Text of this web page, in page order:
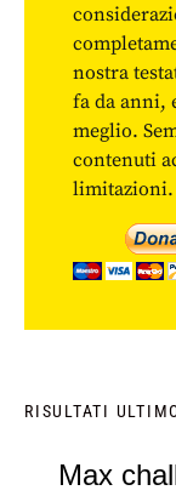
nostra
fa da anni,
meglio.
contenuti
limitazioni.
RISULTATI